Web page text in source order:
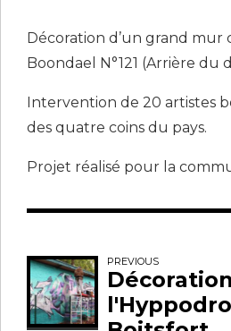
Décoration d’un grand mur
Boondael N°121 (Arrière du
Intervention de 20 artistes
des quatre coins du pays.
Projet réalisé pour la
PREVIOUS